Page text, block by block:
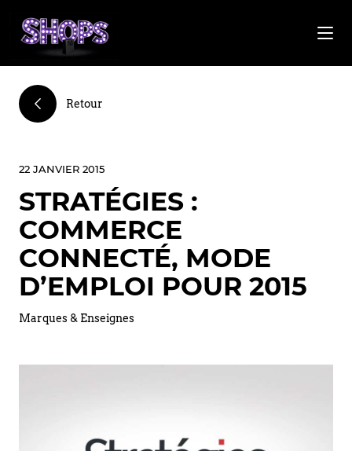
Retour
22 JANVIER 2015
STRATÉGIES :
COMMERCE
CONNECTÉ, MODE
D’EMPLOI POUR 2015
Marques & Enseignes